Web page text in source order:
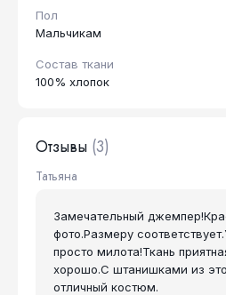
Пол
Мальчикам
Состав ткани
100% хлопок
Отзывы (3)
Татьяна
Замечательный
фото.Размеру
просто милота!Ткань
хорошо.С штанишками из
отличный костюм.